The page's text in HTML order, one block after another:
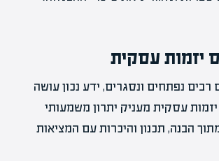
יזמות עסקית
נפתחים ונסגרים, ידע נכון עושה
עסקית מעניק יתרון משמעותי
הבנה, תכנון והיכרות עם המציאות